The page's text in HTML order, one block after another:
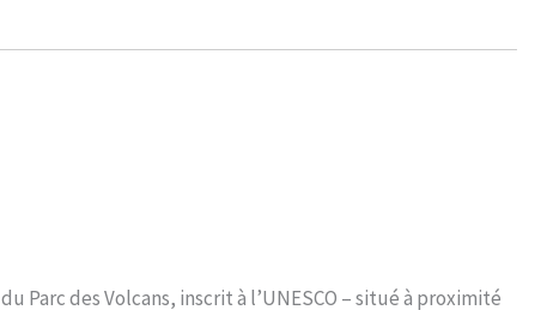
Parc des Volcans, inscrit à l’UNESCO – situé à proximité